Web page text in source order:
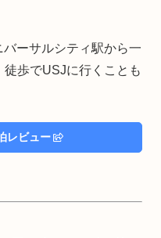
ーサルシティ駅から一
歩でUSJに行くことも
レビュー